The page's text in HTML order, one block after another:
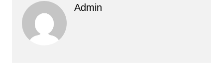
Admin